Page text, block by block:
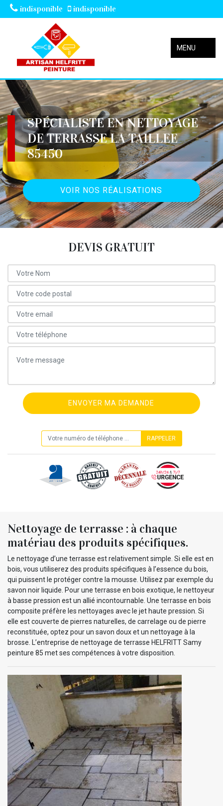
indisponible indisponible
MENU
SPÉCIALISTE EN NETTOYAGE
DE TERRASSE LA TAILLEE
85450
VOIR NOS RÉALISATIONS
DEVIS GRATUIT
Nettoyage de terrasse : à chaque
matériau des produits spécifiques.
Le nettoyage d’une terrasse est relativement simple. Si elle est en
bois, vous utiliserez des produits spécifiques à l’essence du bois,
qui puissent le protéger contre la mousse. Utilisez par exemple du
savon noir liquide. Pour une terrasse en bois exotique, le nettoyeur
à basse pression est un allié incontournable. Une terrasse en bois
composite préfère les nettoyages avec le jet haute pression. Si
elle est couverte de pierres naturelles, de carrelage ou de pierre
reconstituée, optez pour un savon doux et un nettoyage à la
brosse. L’entreprise de nettoyage de terrasse HELFRITT Samy
peinture 85 met ses compétences à votre disposition.